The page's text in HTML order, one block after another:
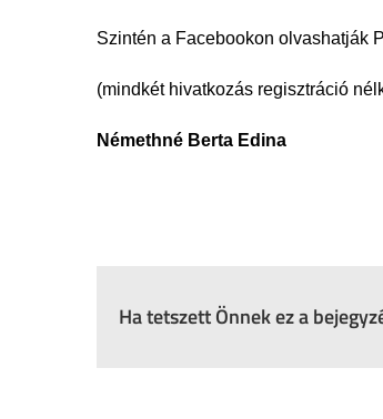
Szintén a Facebookon olvashatják
(mindkét hivatkozás regisztráció
Némethné Berta Edina
Ha tetszett Önnek ez a